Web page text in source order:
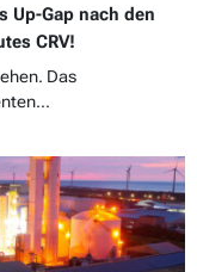
Up-Gap nach den
CRV!
Das